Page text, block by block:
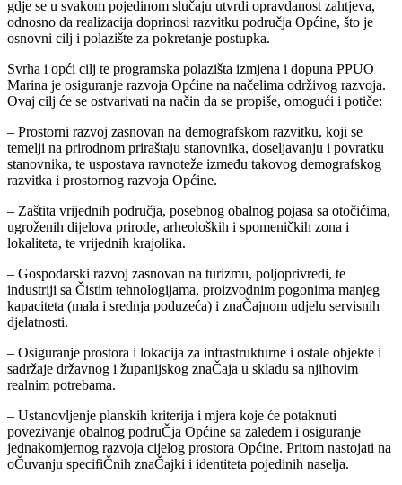
gdje se u svakom pojedinom slučaju utvrdi opravdanost zahtjeva,
odnosno da realizacija doprinosi razvitku područja Općine, što je
osnovni cilj i polazište za pokretanje postupka.
Svrha i opći cilj te programska polazišta izmjena i dopuna PPUO
Marina je osiguranje razvoja Općine na načelima održivog razvoja.
Ovaj cilj će se ostvarivati na način da se propiše, omogući i potiče:
– Prostorni razvoj zasnovan na demografskom razvitku, koji se
temelji na prirodnom priraštaju stanovnika, doseljavanju i povratku
stanovnika, te uspostava ravnoteže između takovog demografskog
razvitka i prostornog razvoja Općine.
– Zaštita vrijednih područja, posebnog obalnog pojasa sa otočićima,
ugroženih dijelova prirode, arheoloških i spomeničkih zona i
lokaliteta, te vrijednih krajolika.
– Gospodarski razvoj zasnovan na turizmu, poljoprivredi, te
industriji sa Čistim tehnologijama, proizvodnim pogonima manjeg
kapaciteta (mala i srednja poduzeća) i znaČajnom udjelu servisnih
djelatnosti.
– Osiguranje prostora i lokacija za infrastrukturne i ostale objekte i
sadržaje državnog i županijskog znaČaja u skladu sa njihovim
realnim potrebama.
– Ustanovljenje planskih kriterija i mjera koje će potaknuti
povezivanje obalnog podruČja Općine sa zaleđem i osiguranje
jednakomjernog razvoja cijelog prostora Općine. Pritom nastojati na
oČuvanju specifiČnih znaČajki i identiteta pojedinih naselja.